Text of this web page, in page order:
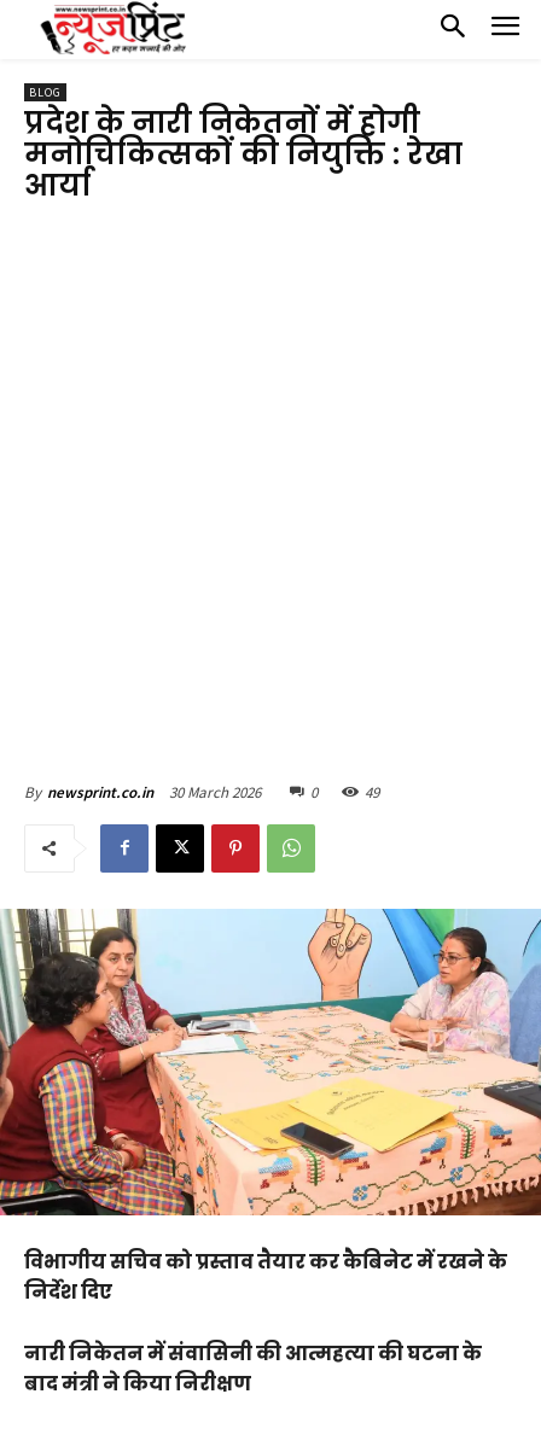
BLOG
प्रदेश के नारी निकेतनों में होगी
मनोचिकित्सकों की नियुक्ति : रेखा
आर्या
By newsprint.co.in 30 March 2026 0 49
विभागीय सचिव को प्रस्ताव तैयार कर कैबिनेट में रखने के
निर्देश दिए
नारी निकेतन में संवासिनी की आत्महत्या की घटना के
बाद मंत्री ने किया निरीक्षण